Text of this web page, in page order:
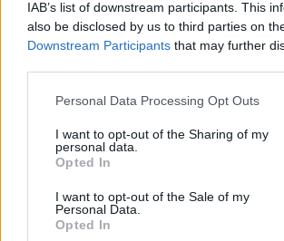
IAB’s list of downstream participants. This
also be disclosed by us to third parties on
Downstream Participants that may further
Personal Data Processing Opt Outs
I want to opt-out of the Sharing of my
personal data.
Opted In
I want to opt-out of the Sale of my
Personal Data.
Opted In